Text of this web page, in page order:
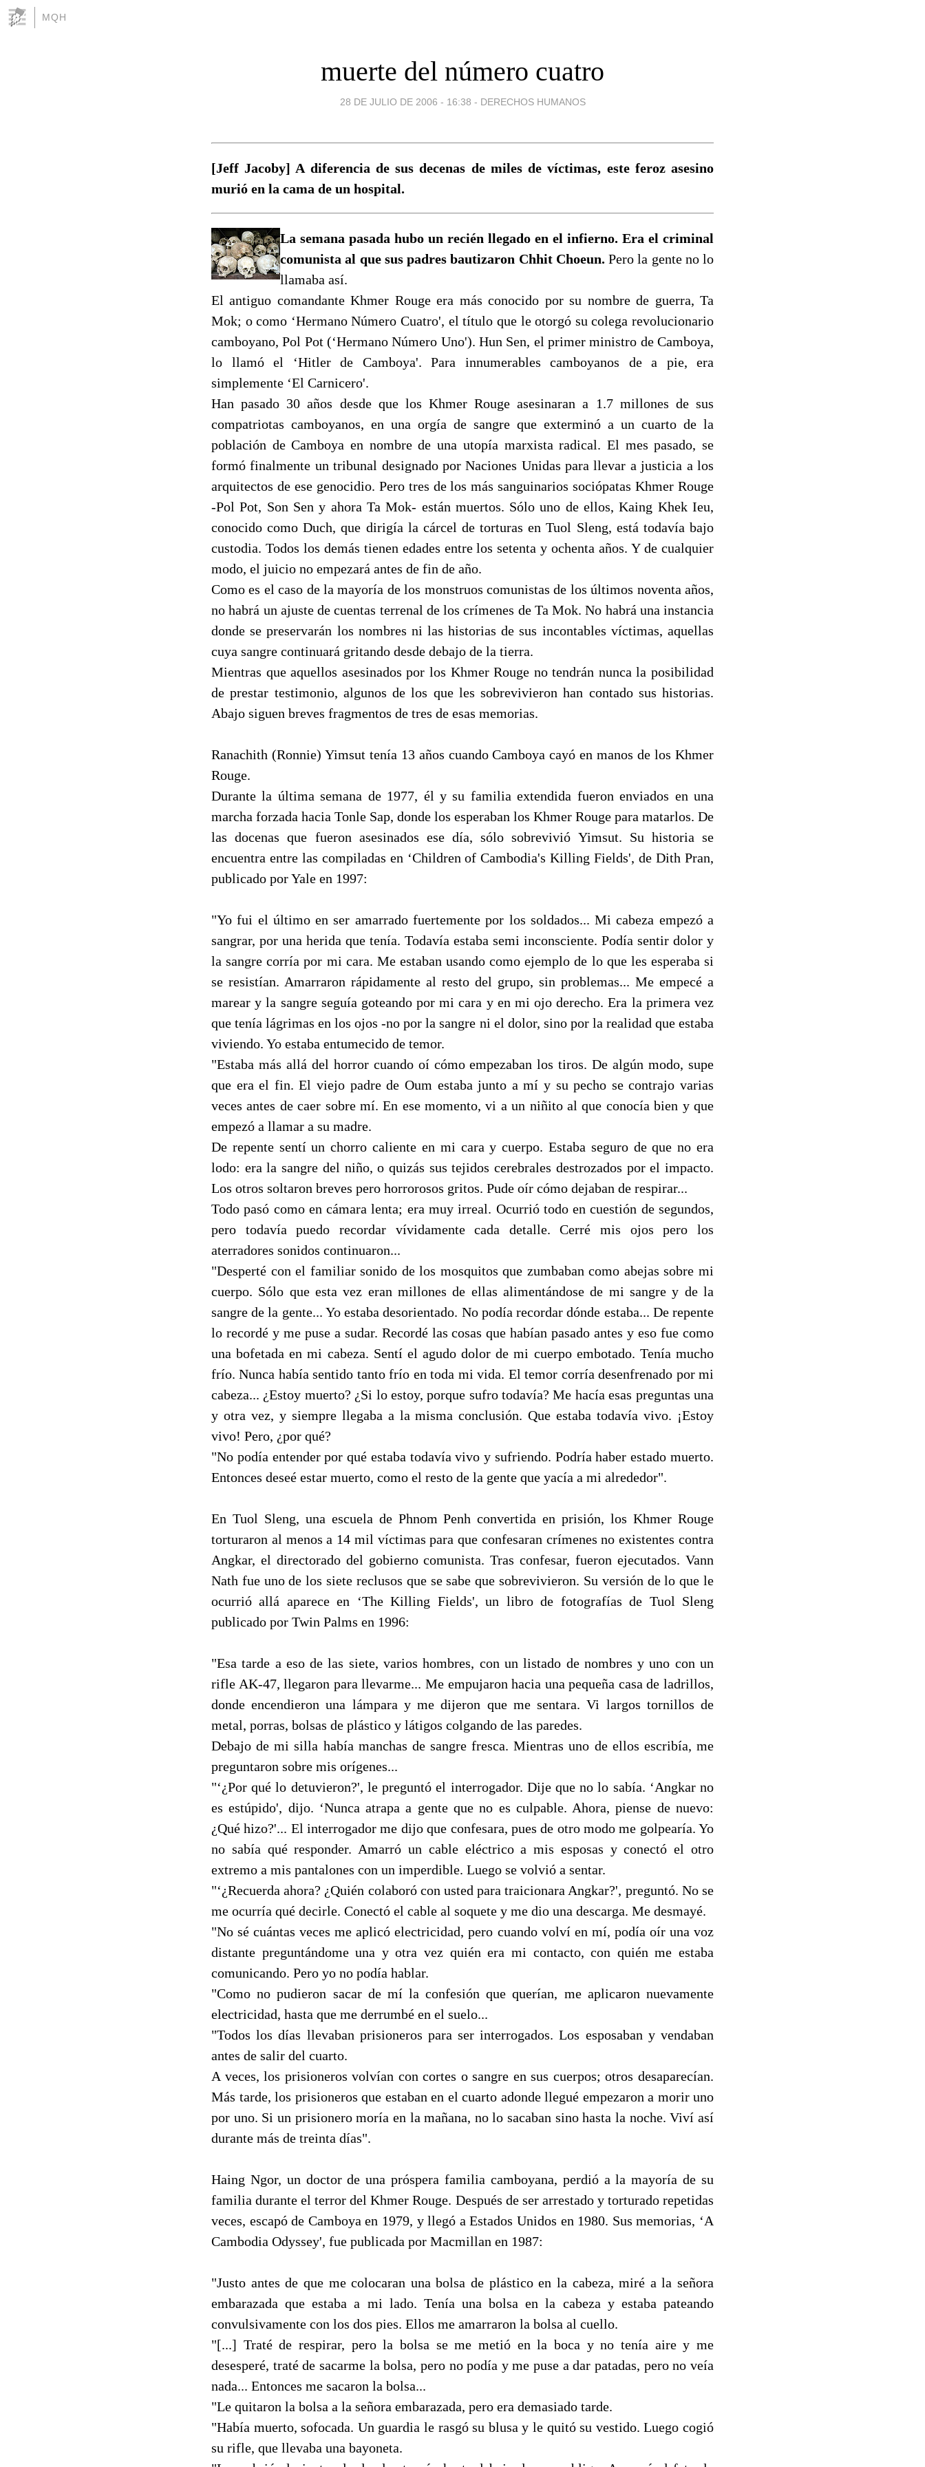
MQH
muerte del número cuatro
28 DE JULIO DE 2006 - 16:38 - DERECHOS HUMANOS
[Jeff Jacoby] A diferencia de sus decenas de miles de víctimas, este feroz asesino
murió en la cama de un hospital.
La semana pasada hubo un recién llegado en el infierno. Era el criminal
comunista al que sus padres bautizaron Chhit Choeun. Pero la gente no lo
llamaba así.
El antiguo comandante Khmer Rouge era más conocido por su nombre de guerra, Ta
Mok; o como ‘Hermano Número Cuatro', el título que le otorgó su colega revolucionario
camboyano, Pol Pot (‘Hermano Número Uno'). Hun Sen, el primer ministro de Camboya,
lo llamó el ‘Hitler de Camboya'. Para innumerables camboyanos de a pie, era
simplemente ‘El Carnicero'.
Han pasado 30 años desde que los Khmer Rouge asesinaran a 1.7 millones de sus
compatriotas camboyanos, en una orgía de sangre que exterminó a un cuarto de la
población de Camboya en nombre de una utopía marxista radical. El mes pasado, se
formó finalmente un tribunal designado por Naciones Unidas para llevar a justicia a los
arquitectos de ese genocidio. Pero tres de los más sanguinarios sociópatas Khmer Rouge
-Pol Pot, Son Sen y ahora Ta Mok- están muertos. Sólo uno de ellos, Kaing Khek Ieu,
conocido como Duch, que dirigía la cárcel de torturas en Tuol Sleng, está todavía bajo
custodia. Todos los demás tienen edades entre los setenta y ochenta años. Y de cualquier
modo, el juicio no empezará antes de fin de año.
Como es el caso de la mayoría de los monstruos comunistas de los últimos noventa años,
no habrá un ajuste de cuentas terrenal de los crímenes de Ta Mok. No habrá una instancia
donde se preservarán los nombres ni las historias de sus incontables víctimas, aquellas
cuya sangre continuará gritando desde debajo de la tierra.
Mientras que aquellos asesinados por los Khmer Rouge no tendrán nunca la posibilidad
de prestar testimonio, algunos de los que les sobrevivieron han contado sus historias.
Abajo siguen breves fragmentos de tres de esas memorias.
Ranachith (Ronnie) Yimsut tenía 13 años cuando Camboya cayó en manos de los Khmer
Rouge.
Durante la última semana de 1977, él y su familia extendida fueron enviados en una
marcha forzada hacia Tonle Sap, donde los esperaban los Khmer Rouge para matarlos. De
las docenas que fueron asesinados ese día, sólo sobrevivió Yimsut. Su historia se
encuentra entre las compiladas en ‘Children of Cambodia's Killing Fields', de Dith Pran,
publicado por Yale en 1997:
"Yo fui el último en ser amarrado fuertemente por los soldados... Mi cabeza empezó a
sangrar, por una herida que tenía. Todavía estaba semi inconsciente. Podía sentir dolor y
la sangre corría por mi cara. Me estaban usando como ejemplo de lo que les esperaba si
se resistían. Amarraron rápidamente al resto del grupo, sin problemas... Me empecé a
marear y la sangre seguía goteando por mi cara y en mi ojo derecho. Era la primera vez
que tenía lágrimas en los ojos -no por la sangre ni el dolor, sino por la realidad que estaba
viviendo. Yo estaba entumecido de temor.
"Estaba más allá del horror cuando oí cómo empezaban los tiros. De algún modo, supe
que era el fin. El viejo padre de Oum estaba junto a mí y su pecho se contrajo varias
veces antes de caer sobre mí. En ese momento, vi a un niñito al que conocía bien y que
empezó a llamar a su madre.
De repente sentí un chorro caliente en mi cara y cuerpo. Estaba seguro de que no era
lodo: era la sangre del niño, o quizás sus tejidos cerebrales destrozados por el impacto.
Los otros soltaron breves pero horrorosos gritos. Pude oír cómo dejaban de respirar...
Todo pasó como en cámara lenta; era muy irreal. Ocurrió todo en cuestión de segundos,
pero todavía puedo recordar vívidamente cada detalle. Cerré mis ojos pero los
aterradores sonidos continuaron...
"Desperté con el familiar sonido de los mosquitos que zumbaban como abejas sobre mi
cuerpo. Sólo que esta vez eran millones de ellas alimentándose de mi sangre y de la
sangre de la gente... Yo estaba desorientado. No podía recordar dónde estaba... De repente
lo recordé y me puse a sudar. Recordé las cosas que habían pasado antes y eso fue como
una bofetada en mi cabeza. Sentí el agudo dolor de mi cuerpo embotado. Tenía mucho
frío. Nunca había sentido tanto frío en toda mi vida. El temor corría desenfrenado por mi
cabeza... ¿Estoy muerto? ¿Si lo estoy, porque sufro todavía? Me hacía esas preguntas una
y otra vez, y siempre llegaba a la misma conclusión. Que estaba todavía vivo. ¡Estoy
vivo! Pero, ¿por qué?
"No podía entender por qué estaba todavía vivo y sufriendo. Podría haber estado muerto.
Entonces deseé estar muerto, como el resto de la gente que yacía a mi alrededor".
En Tuol Sleng, una escuela de Phnom Penh convertida en prisión, los Khmer Rouge
torturaron al menos a 14 mil víctimas para que confesaran crímenes no existentes contra
Angkar, el directorado del gobierno comunista. Tras confesar, fueron ejecutados. Vann
Nath fue uno de los siete reclusos que se sabe que sobrevivieron. Su versión de lo que le
ocurrió allá aparece en ‘The Killing Fields', un libro de fotografías de Tuol Sleng
publicado por Twin Palms en 1996:
"Esa tarde a eso de las siete, varios hombres, con un listado de nombres y uno con un
rifle AK-47, llegaron para llevarme... Me empujaron hacia una pequeña casa de ladrillos,
donde encendieron una lámpara y me dijeron que me sentara. Vi largos tornillos de
metal, porras, bolsas de plástico y látigos colgando de las paredes.
Debajo de mi silla había manchas de sangre fresca. Mientras uno de ellos escribía, me
preguntaron sobre mis orígenes...
"‘¿Por qué lo detuvieron?', le preguntó el interrogador. Dije que no lo sabía. ‘Angkar no
es estúpido', dijo. ‘Nunca atrapa a gente que no es culpable. Ahora, piense de nuevo:
¿Qué hizo?'... El interrogador me dijo que confesara, pues de otro modo me golpearía. Yo
no sabía qué responder. Amarró un cable eléctrico a mis esposas y conectó el otro
extremo a mis pantalones con un imperdible. Luego se volvió a sentar.
"‘¿Recuerda ahora? ¿Quién colaboró con usted para traicionara Angkar?', preguntó. No se
me ocurría qué decirle. Conectó el cable al soquete y me dio una descarga. Me desmayé.
"No sé cuántas veces me aplicó electricidad, pero cuando volví en mí, podía oír una voz
distante preguntándome una y otra vez quién era mi contacto, con quién me estaba
comunicando. Pero yo no podía hablar.
"Como no pudieron sacar de mí la confesión que querían, me aplicaron nuevamente
electricidad, hasta que me derrumbé en el suelo...
"Todos los días llevaban prisioneros para ser interrogados. Los esposaban y vendaban
antes de salir del cuarto.
A veces, los prisioneros volvían con cortes o sangre en sus cuerpos; otros desaparecían.
Más tarde, los prisioneros que estaban en el cuarto adonde llegué empezaron a morir uno
por uno. Si un prisionero moría en la mañana, no lo sacaban sino hasta la noche. Viví así
durante más de treinta días".
Haing Ngor, un doctor de una próspera familia camboyana, perdió a la mayoría de su
familia durante el terror del Khmer Rouge. Después de ser arrestado y torturado repetidas
veces, escapó de Camboya en 1979, y llegó a Estados Unidos en 1980. Sus memorias, ‘A
Cambodia Odyssey', fue publicada por Macmillan en 1987:
"Justo antes de que me colocaran una bolsa de plástico en la cabeza, miré a la señora
embarazada que estaba a mi lado. Tenía una bolsa en la cabeza y estaba pateando
convulsivamente con los dos pies. Ellos me amarraron la bolsa al cuello.
"[...] Traté de respirar, pero la bolsa se me metió en la boca y no tenía aire y me
desesperé, traté de sacarme la bolsa, pero no podía y me puse a dar patadas, pero no veía
nada... Entonces me sacaron la bolsa...
"Le quitaron la bolsa a la señora embarazada, pero era demasiado tarde.
"Había muerto, sofocada. Un guardia le rasgó su blusa y le quitó su vestido. Luego cogió
su rifle, que llevaba una bayoneta.